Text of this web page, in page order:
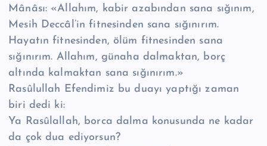
Mânâsı: «Allahım, kabir azabından sana sığınım,
Mesih Deccâl’in fitnesinden sana sığınırım.
Hayatın fitnesinden, ölüm fitnesinden sana
sığınırım. Allahım, günaha dalmaktan, borç
altında kalmaktan sana sığınırım.»
Rasûlullah Efendimiz bu duayı yaptığı zaman
biri dedi ki:
Ya Rasûlallah, borca dalma konusunda ne kadar
da çok dua ediyorsun?